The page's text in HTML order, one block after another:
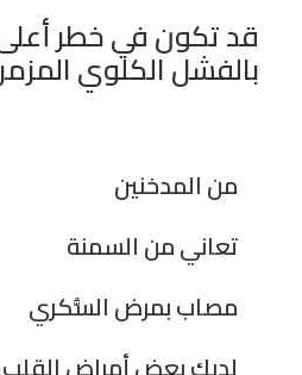
قد تكون في خطر
بالفشل الكلوي
من المدخنين
تعاني من السمنة
مصاب بمرض السُّكري